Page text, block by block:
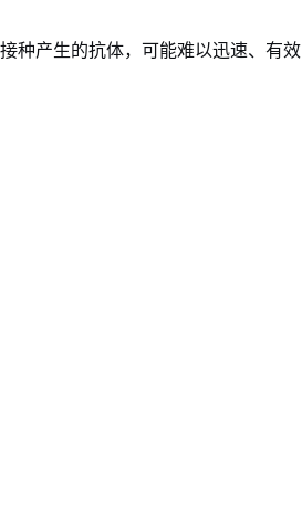
种产生的抗体，可能难以迅速、有效